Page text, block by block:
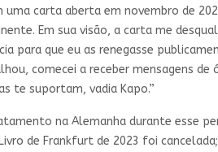
carta aberta em novembro de
Em sua visão, a carta me
para que eu as renegasse
comecei a receber mensagens de
te suportam, vadia Kapo.”
na Alemanha durante esse
de Frankfurt de 2023 foi